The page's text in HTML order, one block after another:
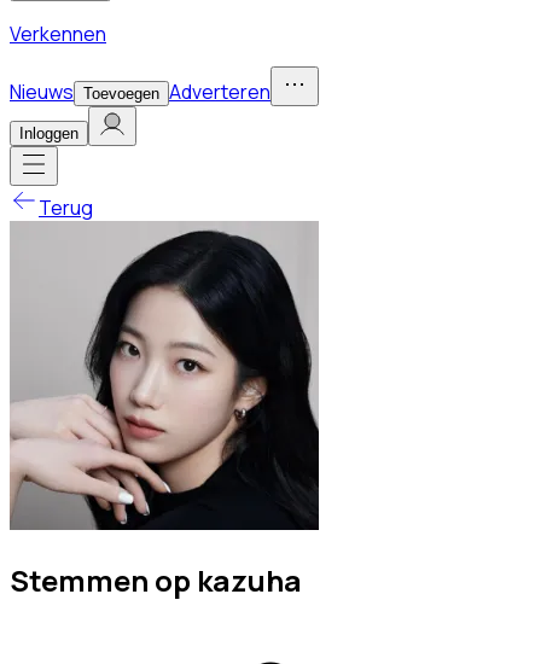
Verkennen
Nieuws Toevoegen Adverteren
Inloggen
Terug
Stemmen op kazuha